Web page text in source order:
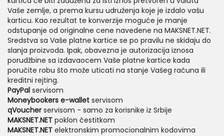
Vaše zemlje, a prema kursu udruženja koje je izdalo vašu
karticu. Kao rezultat te konverzije moguće je manje
odstupanje od originalne cene navedene na MAKSNET.NET.
Sredstva sa Vaše platne kartice se po pravilu ne skidaju do
slanja proizvoda. Ipak, obavezna je autorizacija iznosa
porudžbine sa izdavaocem Vaše platne kartice kada
poručite robu što može uticati na stanje Vašeg računa ili
kreditni rejting.
PayPal servisom
Moneybookers e-wallet servisom
qVoucher servisom - samo za korisnike iz Srbije
MAKSNET.NET poklon čestitkom
MAKSNET.NET elektronskim promocionalnim kodovima